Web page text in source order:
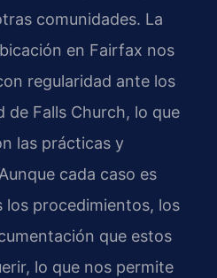
comunidades. La
en Fairfax nos
regularidad ante los
de Falls Church, lo que
las prácticas y
cada caso es
procedimientos, los
que estos
lo que nos permite